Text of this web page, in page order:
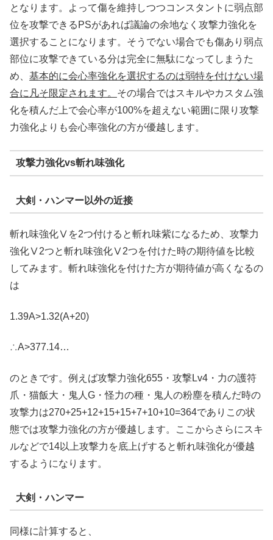
となります。よって傷を維持しつつコンスタントに弱点部
位を攻撃できるPSがあれば議論の余地なく攻撃力強化を
選択することになります。そうでない場合でも傷あり弱点
部位に攻撃できている分は完全に無駄になってしまうた
め、 基本的に会心率強化を選択するのは弱特を付けない場
合に凡そ限定されます。 その場合ではスキルやカスタム強
化を積んだ上で会心率が100%を超えない範囲に限り攻撃
力強化よりも会心率強化の方が優越します。
攻撃力強化vs斬れ味強化
大剣・ハンマー以外の近接
斬れ味強化Ⅴを2つ付けると斬れ味紫になるため、攻撃力
強化Ⅴ2つと斬れ味強化Ⅴ2つを付けた時の期待値を比較
してみます。斬れ味強化を付けた方が期待値が高くなるの
は
1.39A>1.32(A+20)
∴A>377.14…
のときです。例えば攻撃力強化655・攻撃Lv4・力の護符
爪・猫飯大・鬼人G・怪力の種・鬼人の粉塵を積んだ時の
攻撃力は270+25+12+15+15+7+10+10=364でありこの状
態では攻撃力強化の方が優越します。ここからさらにスキ
ルなどで14以上攻撃力を底上げすると斬れ味強化が優越
するようになります。
大剣・ハンマー
同様に計算すると、